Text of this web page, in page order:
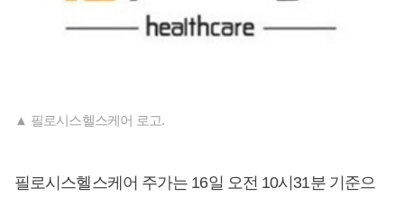
▲ 필로시스헬스케어 로고.
필로시스헬스케어 주가는 16일 오전 10시31분 기준으